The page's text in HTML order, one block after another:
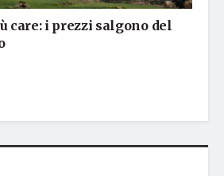
care: i prezzi salgono del